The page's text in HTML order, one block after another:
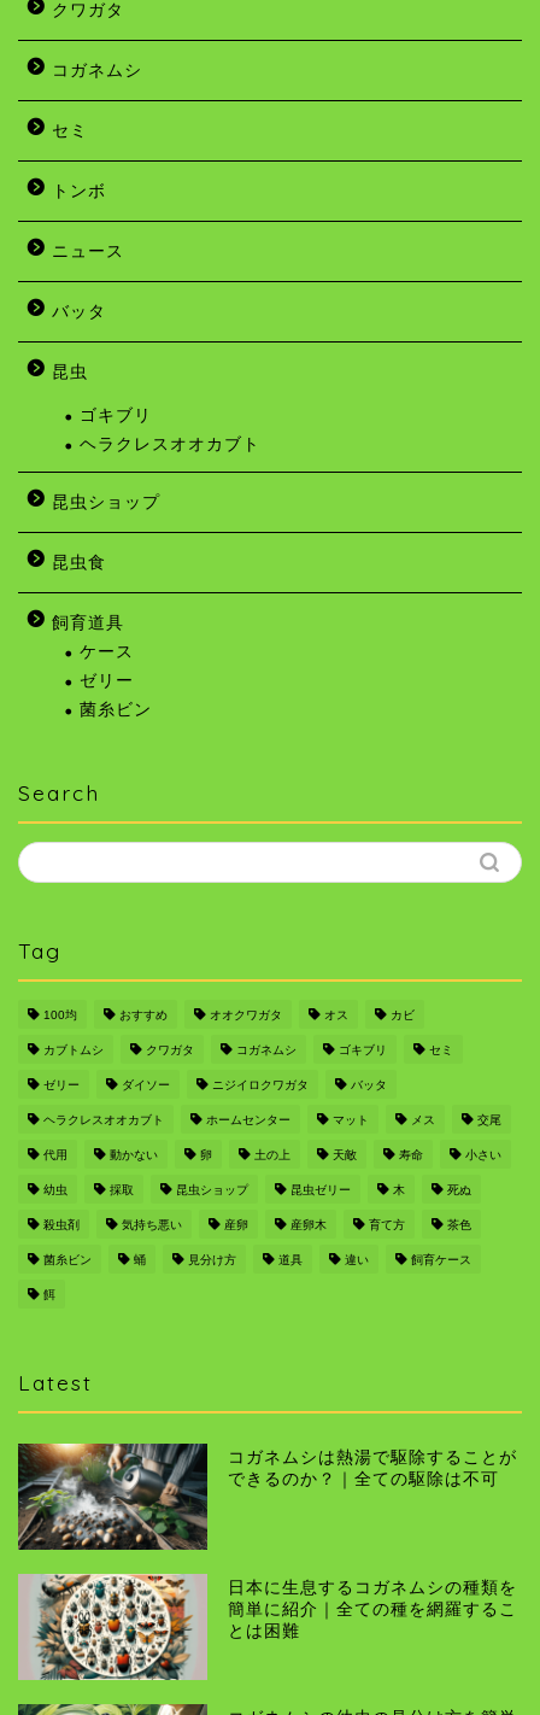
クワガタ
コガネムシ
セミ
トンボ
ニュース
バッタ
昆虫
ゴキブリ
ヘラクレスオオカブト
昆虫ショップ
昆虫食
飼育道具
ケース
ゼリー
菌糸ビン
Search
Tag
100均 おすすめ オオクワガタ オス カビ
カブトムシ クワガタ コガネムシ ゴキブリ セミ
ゼリー ダイソー ニジイロクワガタ バッタ
ヘラクレスオオカブト ホームセンター マット メス 交尾
代用 動かない 卵 土の上 天敵 寿命 小さい
幼虫 採取 昆虫ショップ 昆虫ゼリー 木 死ぬ
殺虫剤 気持ち悪い 産卵 産卵木 育て方 茶色
菌糸ビン 蛹 見分け方 道具 違い 飼育ケース
餌
Latest
コガネムシは熱湯で駆除することが
できるのか？｜全ての駆除は不可
日本に生息するコガネムシの種類を
簡単に紹介｜全ての種を網羅するこ
とは困難